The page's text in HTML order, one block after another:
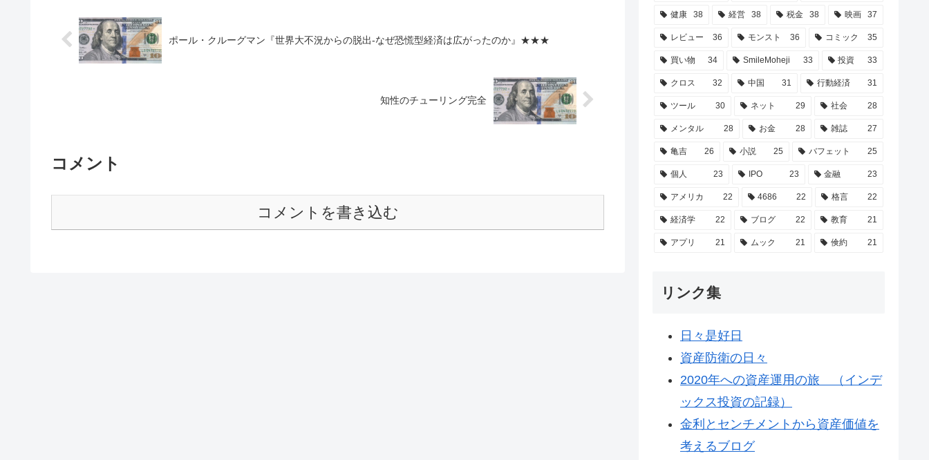
ポール・クルーグマン『世界大不況からの脱出-なぜ恐慌型経済は広がったのか』★★★
知性のチューリング完全
コメント
コメントを書き込む
健康 38 経営 38 税金 38 映画 37
レビュー 36 モンスト 36 コミック 35
買い物 34 SmileMoheji 33 投資 33
クロス 32 中国 31 行動経済 31
ツール 30 ネット 29 社会 28
メンタル 28 お金 28 雑誌 27
亀吉 26 小説 25 バフェット 25
個人 23 IPO 23 金融 23
アメリカ 22 4686 22 格言 22
経済学 22 ブログ 22 教育 21
アプリ 21 ムック 21 倹約 21
リンク集
日々是好日
資産防衛の日々
2020年への資産運用の旅 （インデ
ックス投資の記録）
金利とセンチメントから資産価値を
考えるブログ